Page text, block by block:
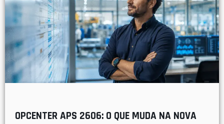
OPCENTER APS 2606: O QUE MUDA NA NOVA